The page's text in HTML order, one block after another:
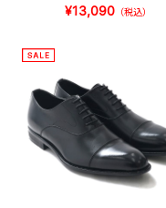
¥13,090（税込）